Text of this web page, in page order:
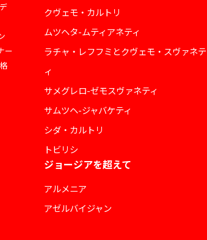
ー
クヴェモ・カルトリ
ムツヘタ-ムティアネティ
ラチャ・レフフミとクヴェモ・スヴァネテ
ィ
サメグレロ-ゼモスヴァネティ
サムツヘ-ジャバケティ
シダ・カルトリ
トビリシ
ジョージアを超えて
アルメニア
アゼルバイジャン